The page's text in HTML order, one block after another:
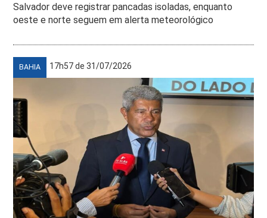
Salvador deve registrar pancadas isoladas, enquanto
oeste e norte seguem em alerta meteorológico
BAHIA 17h57 de 31/07/2026